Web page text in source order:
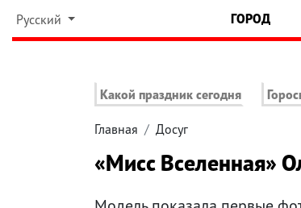
Русский ГОРОД
Какой праздник сегодня
Главная Досуг
«Мисс Вселенная»